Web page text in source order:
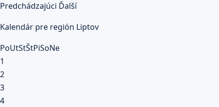
Predchádzajúci Ďalší
Kalendár pre región Liptov
PoUtStŠtPiSoNe
1
2
3
4